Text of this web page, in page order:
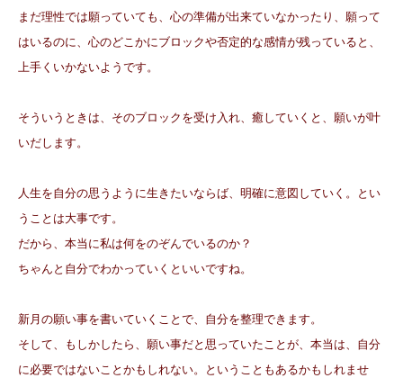
まだ理性では願っていても、心の準備が出来ていなかったり、願って
はいるのに、心のどこかにブロックや否定的な感情が残っていると、
上手くいかないようです。
そういうときは、そのブロックを受け入れ、癒していくと、願いが叶
いだします。
人生を自分の思うように生きたいならば、明確に意図していく。とい
うことは大事です。
だから、本当に私は何をのぞんでいるのか？
ちゃんと自分でわかっていくといいですね。
新月の願い事を書いていくことで、自分を整理できます。
そして、もしかしたら、願い事だと思っていたことが、本当は、自分
に必要ではないことかもしれない。ということもあるかもしれませ